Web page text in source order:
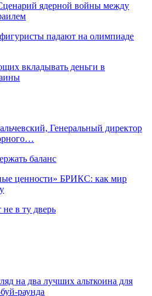
ядерной войны между
падают на олимпиаде
вкладывать деньги в
Генеральный директор
баланс
ценности» БРИКС: как мир
не в ту дверь
на два лучших альткоина для
раунда